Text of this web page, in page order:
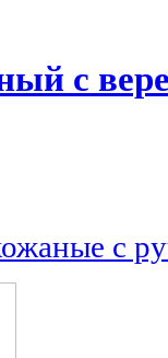
с
с